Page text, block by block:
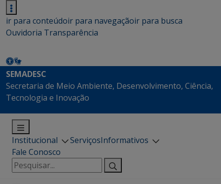
ir para conteúdoir para navegaçãoir para busca
Ouvidoria Transparência
SEMADESC
Secretaria de Meio Ambiente, Desenvolvimento, Ciência,
Tecnologia e Inovação
Institucional ServiçosInformativos
Fale Conosco
Pesquisar
por: